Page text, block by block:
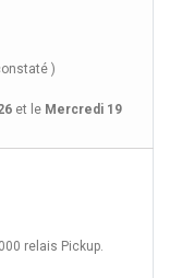
)
et le Mercredi 19
relais Pickup.